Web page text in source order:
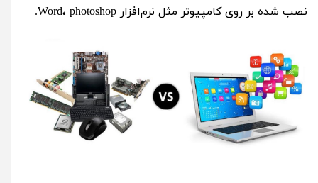
نصب‌ شده بر روی کامپیوتر مثل نرم‌افزار Word، photoshop.